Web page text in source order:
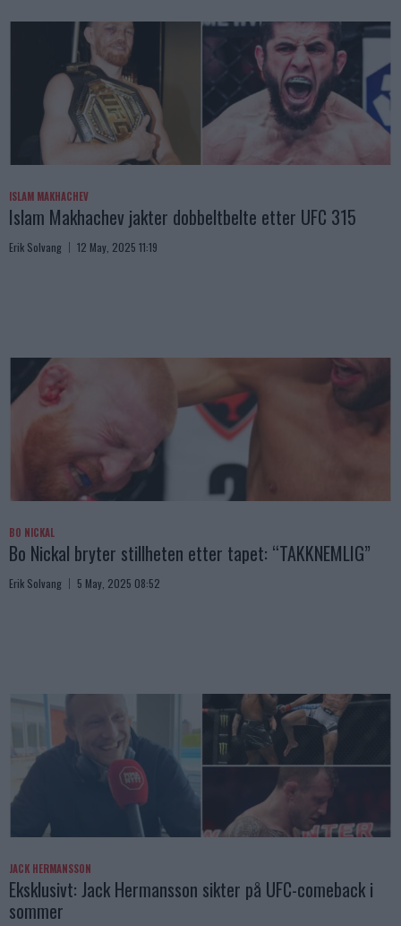
ISLAM MAKHACHEV
Islam Makhachev jakter dobbeltbelte etter UFC 315
Erik Solvang 12 May, 2025 11:19
BO NICKAL
Bo Nickal bryter stillheten etter tapet: “TAKKNEMLIG”
Erik Solvang 5 May, 2025 08:52
JACK HERMANSSON
Eksklusivt: Jack Hermansson sikter på UFC-comeback i
sommer